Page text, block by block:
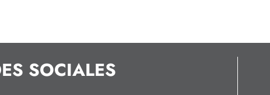
SOCIALES